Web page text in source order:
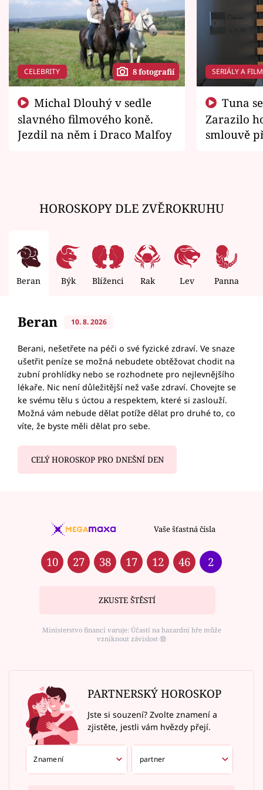
CELEBRITY 8 fotografií
slavného filmového koně.
Jezdil na něm i Draco Malfoy
SERIÁLY A
Zarazilo
smlouvě
HOROSKOPY DLE ZVĚROKRUHU
Beran Býk Blíženci Rak Lev Panna
Beran 10. 8. 2026
Berani, nešetřete na péči o své fyzické zdraví. Ve snaze
ušetřit peníze se možná nebudete obtěžovat chodit na
zubní prohlídky nebo se rozhodnete pro nejlevnějšího
lékaře. Nic není důležitější než vaše zdraví. Chovejte se
ke svému tělu s úctou a respektem, které si zaslouží.
Možná vám nebude dělat potíže dělat pro druhé to, co
víte, že byste měli dělat pro sebe.
CELÝ HOROSKOP PRO DNEŠNÍ DEN
Vaše šťastná čísla
10 27 38 17 12 46 2
ZKUSTE ŠTĚSTÍ
Ministerstvo financí varuje: Účastí na hazardní hře může
vzniknout závislost ⑱
PARTNERSKÝ HOROSKOP
Jste si souzení? Zvolte znamení a
zjistěte, jestli vám hvězdy přejí.